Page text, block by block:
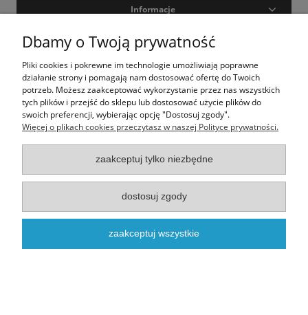
Informacje
Moje konto
O nas
Realizacja - onisoft.pl|Sklep internetowy shoper
pokaż pełną wersję strony
Dbamy o Twoją prywatność
Pliki cookies i pokrewne im technologie umożliwiają poprawne
działanie strony i pomagają nam dostosować ofertę do Twoich
potrzeb. Możesz zaakceptować wykorzystanie przez nas wszystkich
tych plików i przejść do sklepu lub dostosować użycie plików do
swoich preferencji, wybierając opcję "Dostosuj zgody".
Więcej o plikach cookies przeczytasz w naszej Polityce prywatności.
zaakceptuj tylko niezbędne
dostosuj zgody
zaakceptuj wszystkie